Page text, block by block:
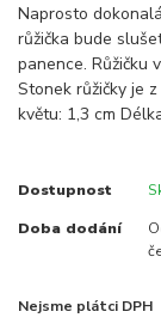
Naprosto
růžička bude
panence. Růžičku
Stonek růžičky je
květu: 1,3 cm
Dostupnost
Doba dodání
Nejsme plátci DPH